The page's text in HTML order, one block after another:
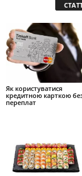
Як користуватися
кредитною карткою
переплат